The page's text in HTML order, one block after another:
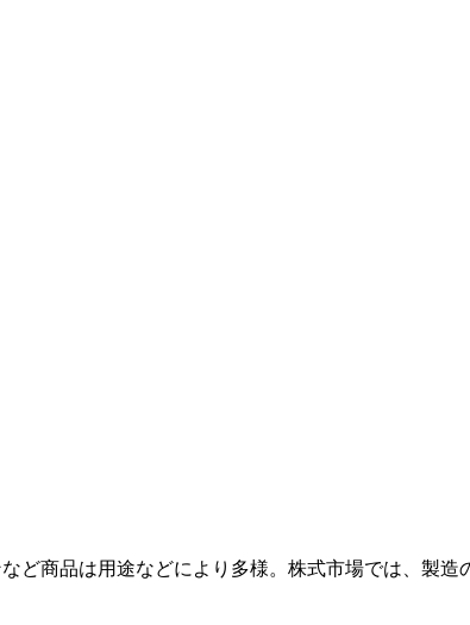
ど商品は用途などにより多様。株式市場では、製造